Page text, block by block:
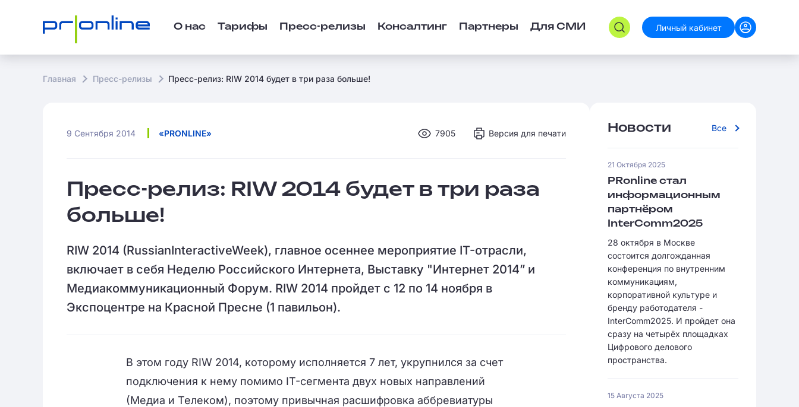
О нас Тарифы Пресс-релизы Консалтинг Партнеры Для СМИ Личный кабинет
Главная Пресс-релизы Пресс-релиз: RIW 2014 будет в три раза больше!
9 Сентября 2014 «PRONLINE» 7905 Версия для печати
Пресс-релиз: RIW 2014 будет в три раза
больше!
RIW 2014 (RussianInteractiveWeek), главное осеннее мероприятие IT-отрасли,
включает в себя Неделю Российского Интернета, Выставку "Интернет 2014” и
Медиакоммуникационный Форум. RIW 2014 пройдет с 12 по 14 ноября в
Экспоцентре на Красной Пресне (1 павильон).
В этом году RIW 2014, которому исполняется 7 лет, укрупнился за счет
подключения к нему помимо IT-сегмента двух новых направлений
(Медиа и Телеком), поэтому привычная расшифровка аббревиатуры
Новости Все
21 Октября 2025
PRonline стал
информационным
партнёром
InterComm2025
28 октября в Москве
состоится долгожданная
конференция по внутренним
коммуникациям,
корпоративной культуре и
бренду работодателя -
InterComm2025. И пройдет она
сразу на четырёх площадках
Цифрового делового
пространства.
15 Августа 2025